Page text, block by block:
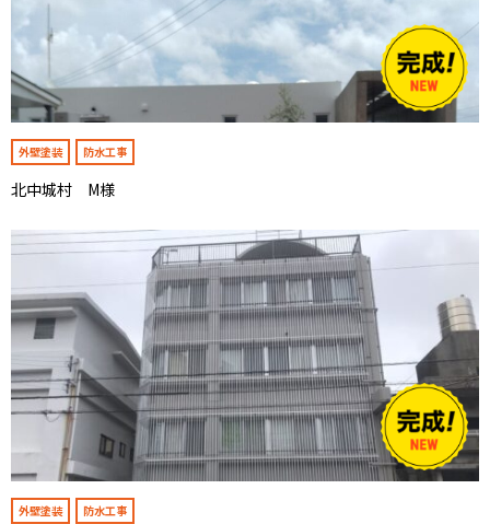
外壁塗装 防水工事
北中城村 M様
外壁塗装 防水工事